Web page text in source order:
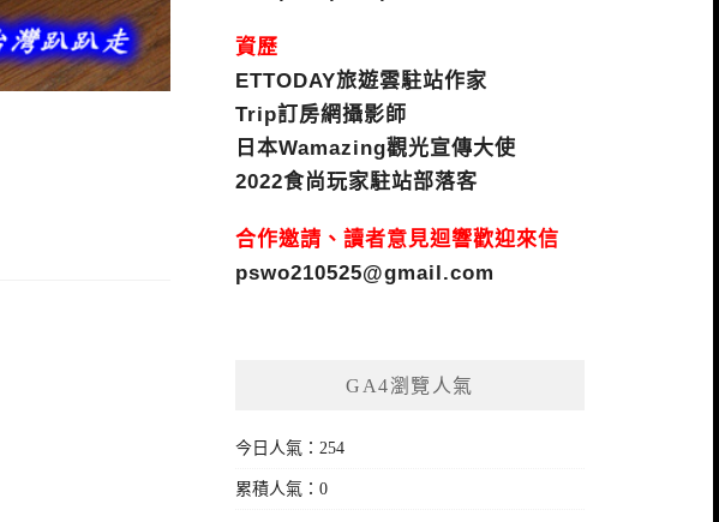
資歷
ETTODAY旅遊雲駐站作家
Trip訂房網攝影師
日本Wamazing觀光宣傳大使
2022食尚玩家駐站部落客
合作邀請、讀者意見迴響歡迎來信
pswo210525@gmail.com
GA4瀏覽人氣
今日人氣：254
累積人氣：0